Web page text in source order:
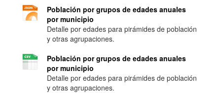
Población por grupos de edades anuales
por municipio
Detalle por edades para pirámides de población
y otras agrupaciones.
Población por grupos de edades anuales
por municipio
Detalle por edades para pirámides de población
y otras agrupaciones.